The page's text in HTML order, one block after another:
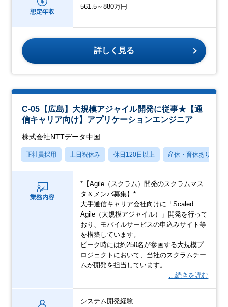
想定年収
561.5～880万円
詳しく見る
C-05【広島】大規模アジャイル開発に従事★【通
信キャリア向け】アプリケーションエンジニア
株式会社NTTデータ中国
正社員採用 土日祝休み 休日120日以上 産休・育休あり
業務内容
*【Agile（スクラム）開発のスクラムマス
タ＆メンバ募集】*
大手通信キャリア会社向けに「Scaled
Agile（大規模アジャイル）」開発を行って
おり、モバイルサービスの申込みサイト等
を構築しています。
ピーク時には約250名が参画する大規模プ
ロジェクトにおいて、当社のスクラムチー
ムが開発を担当しています。
…続きを読む
システム開発経験